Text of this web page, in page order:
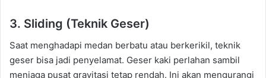
3. Sliding (Teknik Geser)
Saat menghadapi medan berbatu atau berkerikil, teknik
geser bisa jadi penyelamat. Geser kaki perlahan sambil
menjaga pusat gravitasi tetap rendah. Ini akan mengurangi